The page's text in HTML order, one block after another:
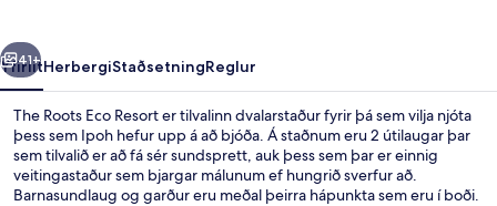
Næsta
41+
YfirlitHerbergiStaðsetningReglur
The Roots Eco Resort er tilvalinn dvalarstaður fyrir þá sem vilja njóta
þess sem Ipoh hefur upp á að bjóða. Á staðnum eru 2 útilaugar þar
sem tilvalið er að fá sér sundsprett, auk þess sem þar er einnig
veitingastaður sem bjargar málunum ef hungrið sverfur að.
Barnasundlaug og garður eru meðal þeirra hápunkta sem eru í boði.